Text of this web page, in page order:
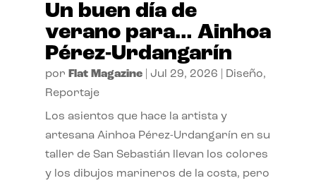
Un buen día de
verano para… Ainhoa
Pérez-Urdangarín
por Flat Magazine| Jul 29, 2026 Diseño,
Reportaje
Los asientos que hace la artista y
artesana Ainhoa Pérez-Urdangarín en su
taller de San Sebastián llevan los colores
y los dibujos marineros de la costa, pero